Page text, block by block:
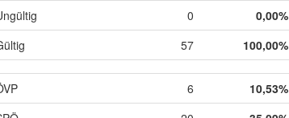
0 0,00%
57 100,00%
6 10,53%